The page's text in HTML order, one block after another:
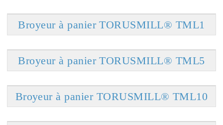
Broyeur à panier TORUSMILL® TML1
Broyeur à panier TORUSMILL® TML5
Broyeur à panier TORUSMILL® TML10